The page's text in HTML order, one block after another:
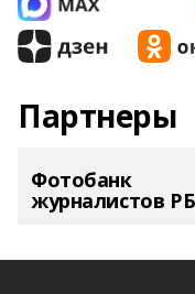
Партнеры
Фотобанк
журналистов РБ